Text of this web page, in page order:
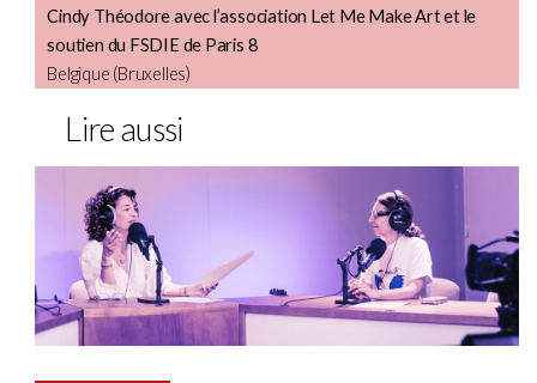
Cindy Théodore avec l’association Let Me Make Art et le
soutien du FSDIE de Paris 8
Belgique (Bruxelles)
Lire aussi